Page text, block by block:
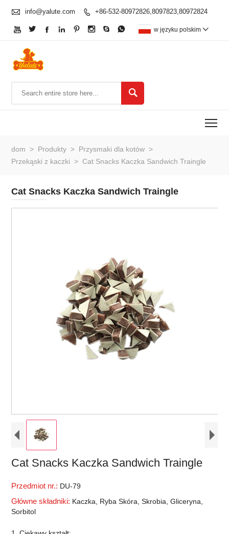
 info@yalute.com  +86-532-80972826,8097823,80972824
        w języku polskim 

dom > Produkty > Przysmaki dla kotów >
Przekąski z kaczki > Cat Snacks Kaczka Sandwich Traingle
Cat Snacks Kaczka Sandwich Traingle
Cat Snacks Kaczka Sandwich Traingle
Przedmiot nr.: DU-79
Główne składniki: Kaczka, Ryba Skóra, Skrobia, Gliceryna,
Sorbitol